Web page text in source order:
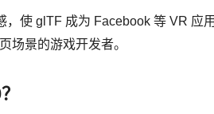
，使 glTF 成为 Facebook 等 VR 应
场景的游戏开发者。